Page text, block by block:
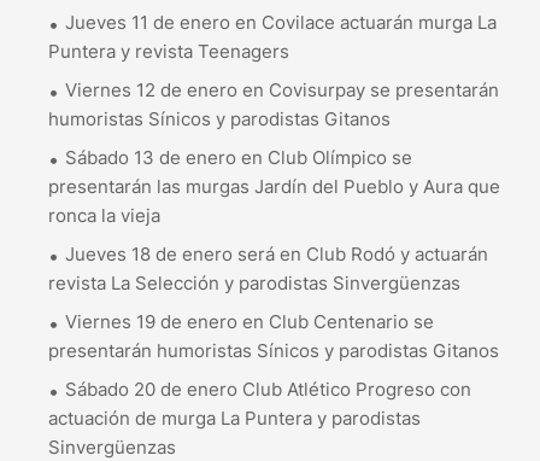
Jueves 11 de enero en Covilace actuarán murga La
Puntera y revista Teenagers
Viernes 12 de enero en Covisurpay se presentarán
humoristas Sínicos y parodistas Gitanos
Sábado 13 de enero en Club Olímpico se
presentarán las murgas Jardín del Pueblo y Aura que
ronca la vieja
Jueves 18 de enero será en Club Rodó y actuarán
revista La Selección y parodistas Sinvergüenzas
Viernes 19 de enero en Club Centenario se
presentarán humoristas Sínicos y parodistas Gitanos
Sábado 20 de enero Club Atlético Progreso con
actuación de murga La Puntera y parodistas
Sinvergüenzas